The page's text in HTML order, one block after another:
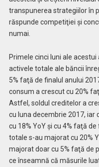
transpunerea strategiilor în
răspunde competiţiei şi
numai.
Primele cinci luni ale
activele totale ale băncii
5% faţă de finalul anului
consum a crescut cu 20%
Astfel, soldul creditelor a
cu luna decembrie 2017,
cu 18% YoY şi cu 4% faţă
totale s-au majorat cu 20%
majorat doar cu 5% faţă de
ce înseamnă că măsurile